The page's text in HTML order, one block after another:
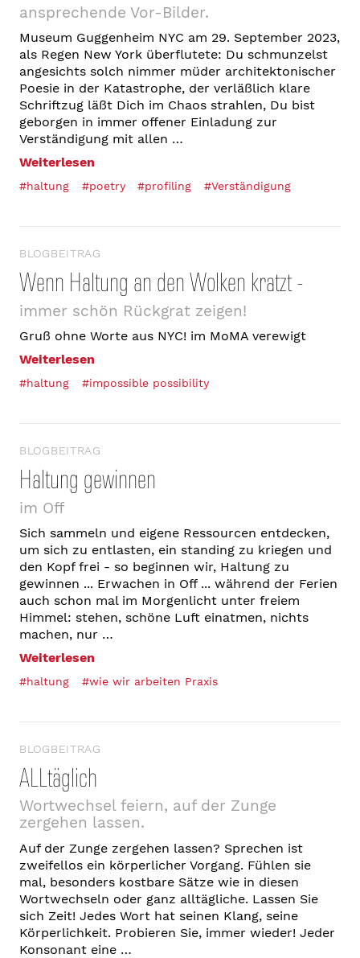
ansprechende Vor-Bilder.
Museum Guggenheim NYC am 29. September 2023,
als Regen New York überflutete: Du schmunzelst
angesichts solch nimmer müder architektonischer
Poesie in der Katastrophe, der verläßlich klare
Schriftzug läßt Dich im Chaos strahlen, Du bist
geborgen in immer offener Einladung zur
Verständigung mit allen …
Weiterlesen
#haltung #poetry #profiling #Verständigung
BLOGBEITRAG
Wenn Haltung an den Wolken kratzt -
immer schön Rückgrat zeigen!
Gruß ohne Worte aus NYC! im MoMA verewigt
Weiterlesen
#haltung #impossible possibility
BLOGBEITRAG
Haltung gewinnen
im Off
Sich sammeln und eigene Ressourcen entdecken,
um sich zu entlasten, ein standing zu kriegen und
den Kopf frei - so beginnen wir, Haltung zu
gewinnen ... Erwachen in Off ... während der Ferien
auch schon mal im Morgenlicht unter freiem
Himmel: stehen, schöne Luft einatmen, nichts
machen, nur …
Weiterlesen
#haltung #wie wir arbeiten Praxis
BLOGBEITRAG
ALLtäglich
Wortwechsel feiern, auf der Zunge
zergehen lassen.
Auf der Zunge zergehen lassen? Sprechen ist
zweifellos ein körperlicher Vorgang. Fühlen sie
mal, besonders kostbare Sätze wie in diesen
Wortwechseln oder ganz alltägliche. Lassen Sie
sich Zeit! Jedes Wort hat seinen Klang, seine
Körperlichkeit. Probieren Sie, immer wieder! Jeder
Konsonant eine …